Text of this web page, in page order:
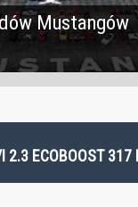
Mustangów
2.3 ECOBOOST 317